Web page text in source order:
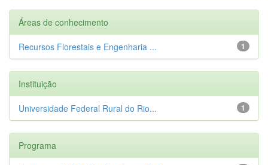
Áreas de conhecimento
1
Recursos Florestais e Engenharia ...
Instituição
1
Universidade Federal Rural do Rio...
Programa